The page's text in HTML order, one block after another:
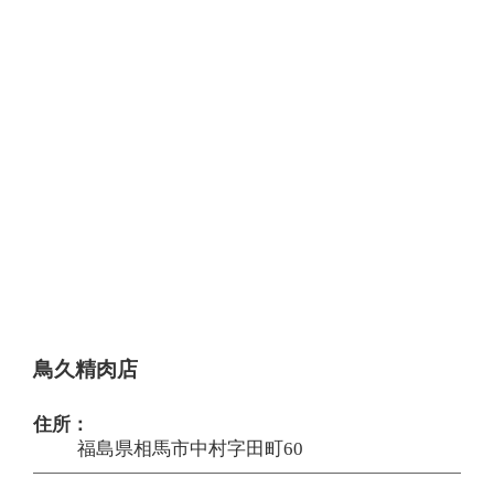
鳥久精肉店
住所：
福島県相馬市中村字田町60